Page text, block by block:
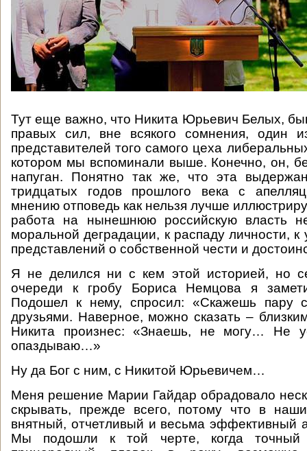
Тут еще важно, что Никита Юрьевич Белых,
правых сил, вне всякого сомнения, один
представителей того самого цеха
котором мы вспоминали выше. Конечно, он,
напуган. Понятно так же, что эта
тридцатых годов прошлого века с
мнению отповедь как нельзя лучше
работа на нынешнюю российскую власть
моральной деградации, к распаду личности, к
представлений о собственной чести и
Я не делился ни с кем этой историей, но
очереди к гробу Бориса Немцова я
Подошел к нему, спросил: «Скажешь пару
друзьями. Наверное, можно сказать –
Никита произнес: «Знаешь, не могу… Не
опаздываю…»
Ну да Бог с ним, с Никитой Юрьевичем…
Меня решение Марии Гайдар обрадовало
скрывать, прежде всего, потому что в
внятный, отчетливый и весьма эффективный
Мы подошли к той черте, когда точный